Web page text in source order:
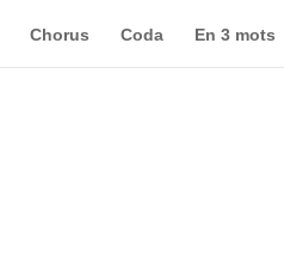
Chorus Coda En 3 mots